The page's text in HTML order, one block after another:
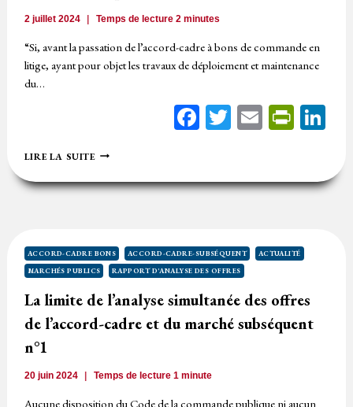
2 juillet 2024 Temps de lecture2 minutes
“Si, avant la passation de l’accord-cadre à bons de commande en
litige, ayant pour objet les travaux de déploiement et maintenance
du…
Facebook
Twitter
Email
LIRE LA SUITEANNULATION
DE
L’ACCORD-
AFFECTANT
LE
CONSENTEMENT
DE
L’ACHETEUR
PUBLIC
ACCORD-CADRE BONS ACCORD-CADRE-SUBSÉQUENT
ACTUALITÉ
MARCHÉS PUBLICS
RAPPORT D'ANALYSE DES OFFRES
La limite de l’analyse simultanée des offres
de l’accord-cadre et du marché subséquent
n°1
20 juin 2024 Temps de lecture1 minute
Aucune disposition du Code de la commande publique ni aucun